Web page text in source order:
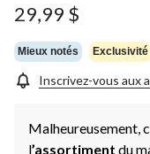
29,99 $
Mieux notés Exclusivité
Inscrivez-vous aux
Malheureusement,
l’assortiment du